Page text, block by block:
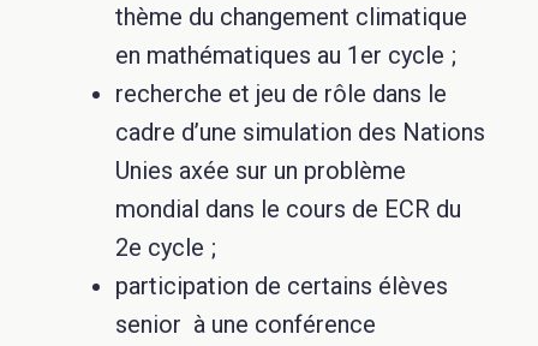
thème du changement climatique
en mathématiques au 1er cycle ;
recherche et jeu de rôle dans le
cadre d’une simulation des Nations
Unies axée sur un problème
mondial dans le cours de ECR du
2e cycle ;
participation de certains élèves
senior à une conférence